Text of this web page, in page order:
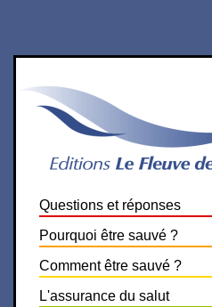
Questions et réponses
Pourquoi être sauvé ?
Comment être sauvé ?
L'assurance du salut